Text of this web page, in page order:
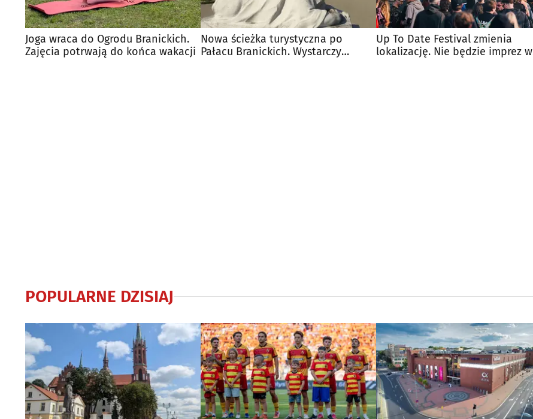
Joga wraca do Ogrodu Branickich.
Zajęcia potrwają do końca wakacji
Nowa ścieżka turystyczna po
Pałacu Branickich. Wystarczy
Up To Date Festival zmienia
lokalizację. Nie będzie imprez w
POPULARNE DZISIAJ